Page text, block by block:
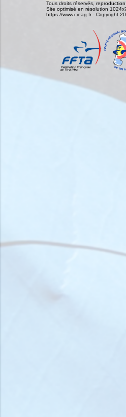
Tous droits réservés,
Site optimisé en résolution
https://www.cieag.fr - Copyright